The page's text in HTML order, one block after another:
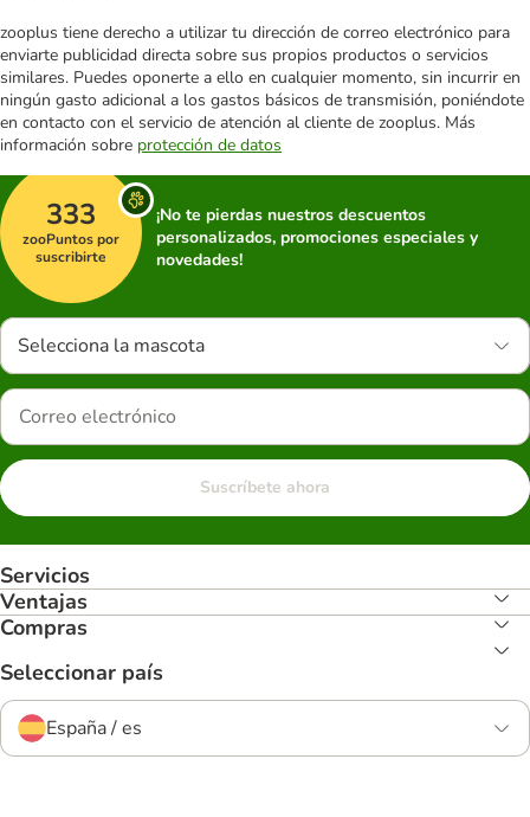
zooplus tiene derecho a utilizar tu dirección de correo electrónico para
enviarte publicidad directa sobre sus propios productos o servicios
similares. Puedes oponerte a ello en cualquier momento, sin incurrir en
ningún gasto adicional a los gastos básicos de transmisión, poniéndote
en contacto con el servicio de atención al cliente de zooplus. Más
información sobre protección de datos
333
zooPuntos por
suscribirte
¡No te pierdas nuestros descuentos
personalizados, promociones especiales y
novedades!
Selecciona la mascota
Suscríbete ahora
Servicios
Ventajas
Compras
Seleccionar país
España / es